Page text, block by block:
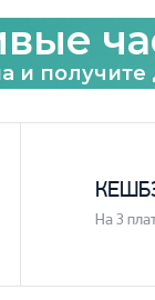
и получите
На 3